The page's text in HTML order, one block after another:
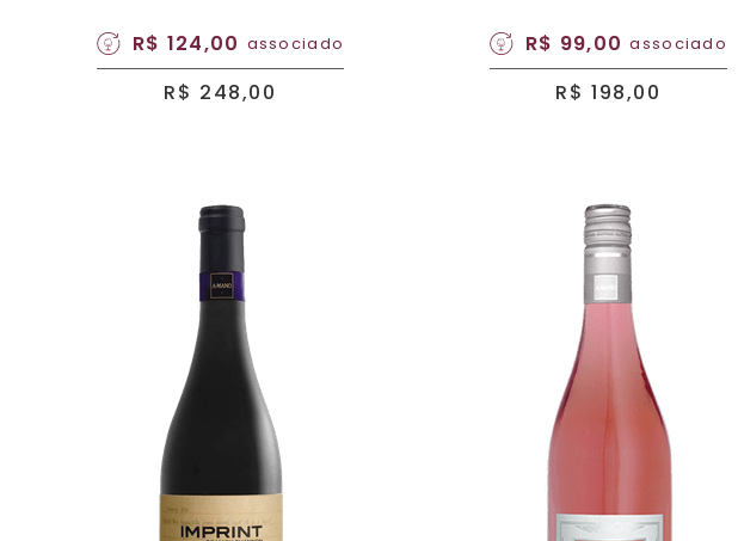
R$ 124,00 associado
R$ 248,00
R$ 99,00 associado
R$ 198,00